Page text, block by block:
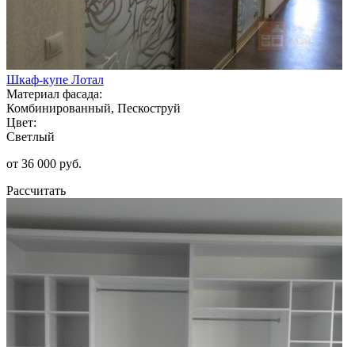
Шкаф-купе Лотал
Материал фасада:
Комбинированный, Пескоструй
Цвет:
Светлый
от 36 000 руб.
Рассчитать